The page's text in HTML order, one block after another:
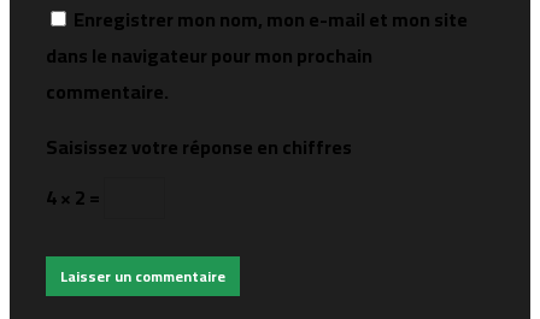
Enregistrer mon nom, mon e-mail et mon site
dans le navigateur pour mon prochain
commentaire.
Saisissez votre réponse en chiffres
4 × 2 =